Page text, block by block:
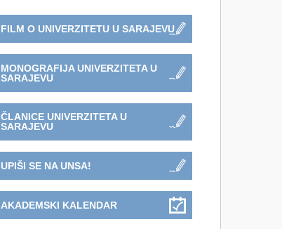
FILM O UNIVERZITETU U SARAJEVU
MONOGRAFIJA UNIVERZITETA U
SARAJEVU
ČLANICE UNIVERZITETA U
SARAJEVU
UPIŠI SE NA UNSA!
AKADEMSKI KALENDAR